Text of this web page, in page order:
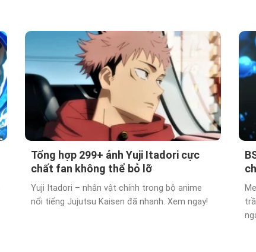
Tổng hợp 299+ ảnh Yuji Itadori cực
chất fan không thể bỏ lỡ
Yuji Itadori – nhân vật chính trong bộ anime
nổi tiếng Jujutsu Kaisen đã nhanh. Xem ngay!